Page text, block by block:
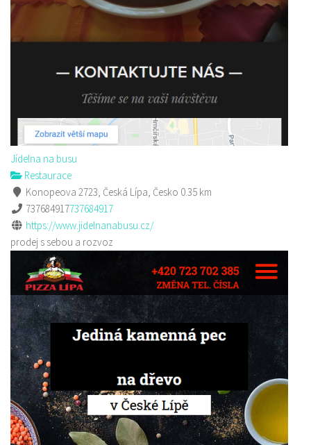
Jídelna na busu
Restaurace
Konopeova 2723, Česká Lípa, Česko 0.35 km
737684917737684917
https://www.jidelnanabusu.cz/
prodej s sebou a rozvoz